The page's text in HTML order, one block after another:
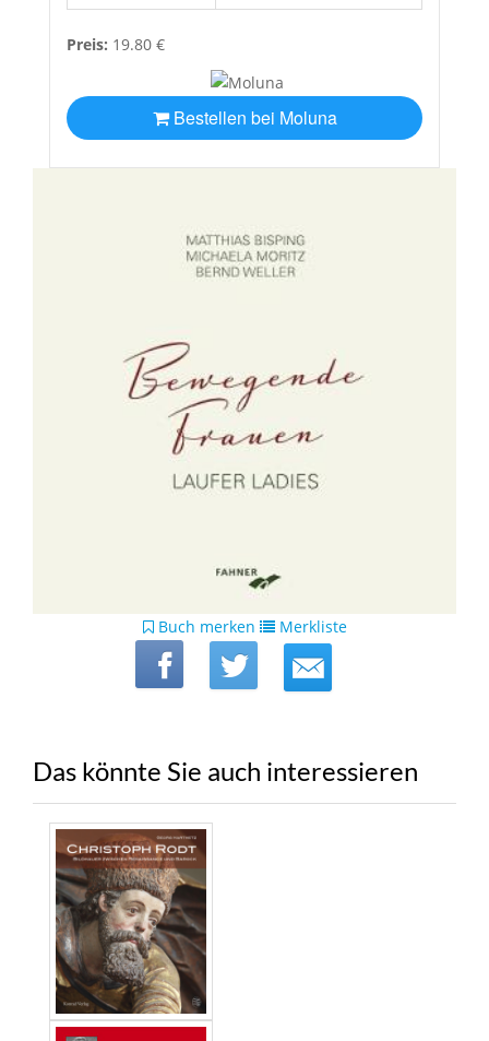
Preis: 19.80 €
Bestellen bei Moluna
Buch merken Merkliste
Das könnte Sie auch interessieren